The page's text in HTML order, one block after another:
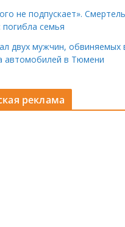
не подпускает».
семья
двух мужчин, обвиняемых
автомобилей в Тюмени
реклама